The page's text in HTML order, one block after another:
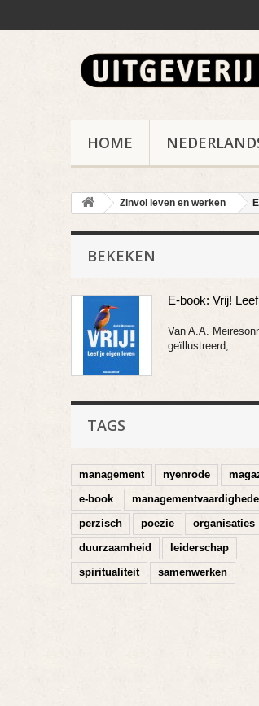
HOME
Zinvol leven en werken
BEKEKEN
E-book: Vrij!
Van A.A.
geïllustreerd,...
TAGS
management nyenrode
e-book
perzisch
poezie
organisaties
duurzaamheid
leiderschap
spiritualiteit
samenwerken